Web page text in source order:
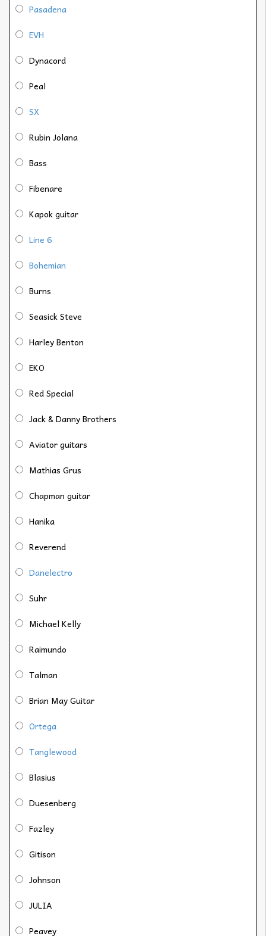
Pasadena
EVH
Dynacord
Peal
SX
Rubin Jolana
Bass
Fibenare
Kapok guitar
Line 6
Bohemian
Burns
Seasick Steve
Harley Benton
EKO
Red Special
Jack & Danny Brothers
Aviator guitars
Mathias Grus
Chapman guitar
Hanika
Reverend
Danelectro
Suhr
Michael Kelly
Raimundo
Talman
Brian May Guitar
Ortega
Tanglewood
Blasius
Duesenberg
Fazley
Gitison
Johnson
JULIA
Peavey